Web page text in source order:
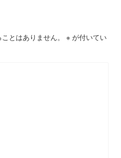
とはありません。 ※ が付いてい